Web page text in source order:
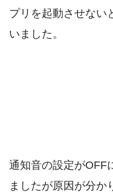
プリを起動させない
いました。
通知音の設定がOFF
ましたが原因が分か